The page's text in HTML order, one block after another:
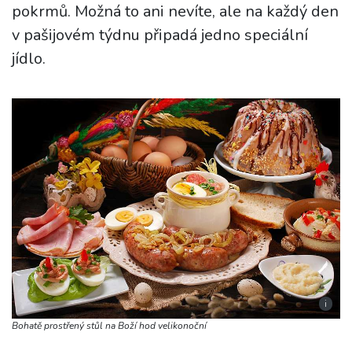
pokrmů. Možná to ani nevíte, ale na každý den
v pašijovém týdnu připadá jedno speciální
jídlo.
i
Bohatě prostřený stůl na Boží hod velikonoční